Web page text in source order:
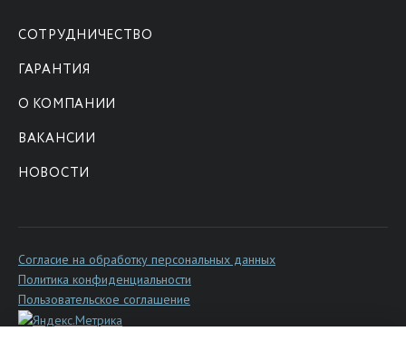
СОТРУДНИЧЕСТВО
ГАРАНТИЯ
О КОМПАНИИ
ВАКАНСИИ
НОВОСТИ
Согласие на обработку персональных данных
Политика конфиденциальности
Пользовательское соглашение